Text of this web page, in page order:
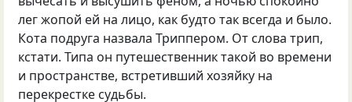
лег жопой ей на лицо, как будто так всегда и было.
Кота подруга назвала Триппером. От слова трип,
кстати. Типа он путешественник такой во времени
и пространстве, встретивший хозяйку на
перекрестке судьбы.